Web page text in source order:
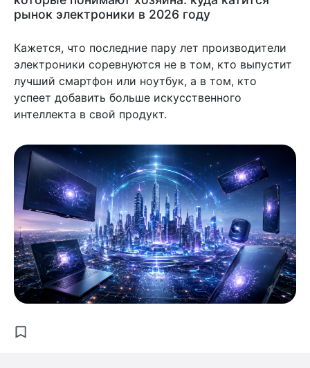
рынок электроники в 2026 году
Кажется, что последние пару лет производители
электроники соревнуются не в том, кто выпустит
лучший смартфон или ноутбук, а в том, кто
успеет добавить больше искусственного
интеллекта в свой продукт.